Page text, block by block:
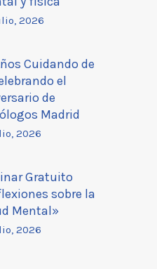
2026
Cuidando de
el
de
Madrid
2026
Gratuito
sobre la
Mental»
2026